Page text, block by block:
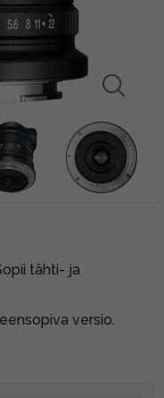
tähti- ja
versio.